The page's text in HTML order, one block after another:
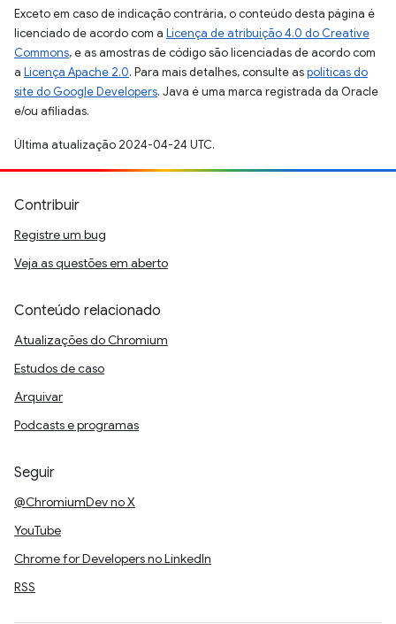
Exceto em caso de indicação contrária, o conteúdo desta página é
licenciado de acordo com a Licença de atribuição 4.0 do Creative
Commons, e as amostras de código são licenciadas de acordo com
a Licença Apache 2.0. Para mais detalhes, consulte aspolíticas do
site do Google Developers. Java é uma marca registrada da Oracle
e/ou afiliadas.
Última atualização 2024-04-24 UTC.
Contribuir
Registre um bug
Veja as questões em aberto
Conteúdo relacionado
Atualizações do Chromium
Estudos de caso
Arquivar
Podcasts e programas
Seguir
@ChromiumDev no X
YouTube
Chrome for Developers no LinkedIn
RSS